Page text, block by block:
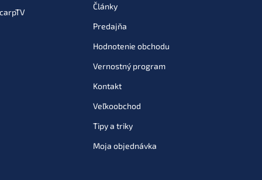
€6,76
Články
Predajňa
Hodnotenie obchodu
Vernostný program
Kontakt
Veľkoobchod
Tipy a triky
Moja objednávka